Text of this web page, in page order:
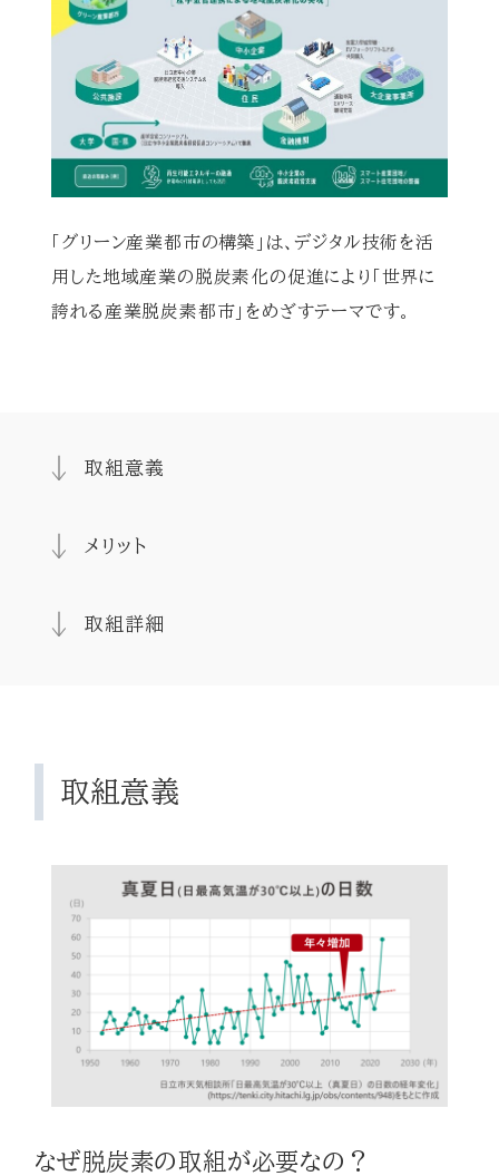
「グリーン産業都市の構築」は、デジタル技術を活
用した地域産業の脱炭素化の促進により「世界に
誇れる産業脱炭素都市」をめざすテーマです。
取組意義
メリット
取組詳細
取組意義
なぜ脱炭素の取組が必要なの？